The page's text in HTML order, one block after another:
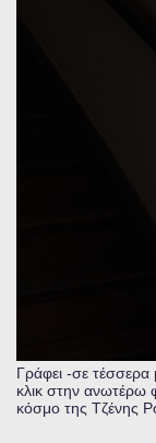
Γράφει -σε
κλικ στην ανωτέρω
κόσμο της Τζένης